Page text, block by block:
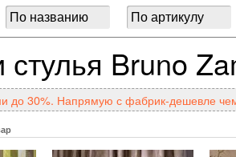
Bruno
до 30%. Напрямую с фабрик-дешевле